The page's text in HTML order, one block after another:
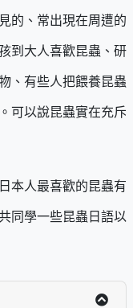
的、常出現在周遭的
到大人喜歡昆蟲、研
、有些人把餵養昆蟲
可以說昆蟲實在充斥
本人最喜歡的昆蟲有
同學一些昆蟲日語以